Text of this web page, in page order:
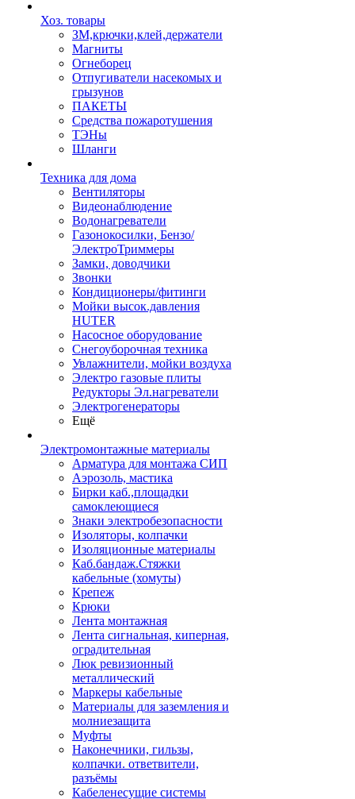
Хоз. товары
ЗМ,крючки,клей,держатели
Магниты
Огнеборец
Отпугиватели насекомых и
грызунов
ПАКЕТЫ
Средства пожаротушения
ТЭНы
Шланги
Техника для дома
Вентиляторы
Видеонаблюдение
Водонагреватели
Газонокосилки, Бензо/
ЭлектроТриммеры
Замки, доводчики
Звонки
Кондиционеры/фитинги
Мойки высок.давления
HUTER
Насосное оборудование
Снегоуборочная техника
Увлажнители, мойки воздуха
Электро газовые плиты
Редукторы Эл.нагреватели
Электрогенераторы
Ещё
Электромонтажные материалы
Арматура для монтажа СИП
Аэрозоль, мастика
Бирки каб.,площадки
самоклеющиеся
Знаки электробезопасности
Изоляторы, колпачки
Изоляционные материалы
Каб.бандаж.Стяжки
кабельные (хомуты)
Крепеж
Крюки
Лента монтажная
Лента сигнальная, киперная,
оградительная
Люк ревизионный
металлический
Маркеры кабельные
Материалы для заземления и
молниезащита
Муфты
Наконечники, гильзы,
колпачки. ответвители,
разъёмы
Кабеленесущие системы